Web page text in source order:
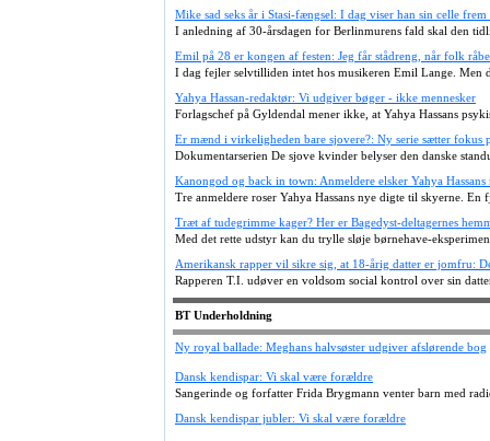
Mike sad seks år i Stasi-fængsel: I dag viser han sin celle
I anledning af 30-årsdagen for Berlinmurens fald skal den
Emil på 28 er kongen af festen: Jeg får stådreng, når folk
I dag fejler selvtilliden intet hos musikeren Emil Lange. Men
Yahya Hassan-redaktør: Vi udgiver bøger - ikke mennesker
Forlagschef på Gyldendal mener ikke, at Yahya Hassans
Er mænd i virkeligheden bare sjovere?: Ny serie sætter fokus
Dokumentarserien De sjove kvinder belyser den danske
Kanongod og back in town: Anmeldere elsker Yahya Hassans
Tre anmeldere roser Yahya Hassans nye digte til skyerne. En
Træt af tudegrimme kager? Her er Bagedyst-deltagernes
Med det rette udstyr kan du trylle sløje børnehave-
Amerikansk rapper vil sikre sig, at 18-årig datter er jomfru:
Rapperen T.I. udøver en voldsom social kontrol over sin
BT Underholdning
Ny royal ballade: Meghans halvsøster udgiver afslørende bog
Dansk kendispar: Vi skal være forældre
Sangerinde og forfatter Frida Brygmann venter barn med
Dansk kendispar jubler: Vi skal være forældre